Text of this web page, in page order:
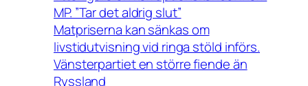
MP. ”Tar det aldrig slut”
Matpriserna kan sänkas om
livstidutvisning vid ringa stöld införs.
Vänsterpartiet en större fiende än
Ryssland